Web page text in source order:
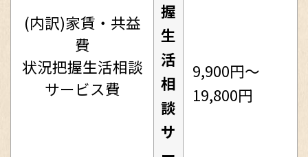
(内訳)家賃・共益
費
状況把握生活相談
サービス費
握
生
活
相
談
サ
9,900円～
19,800円